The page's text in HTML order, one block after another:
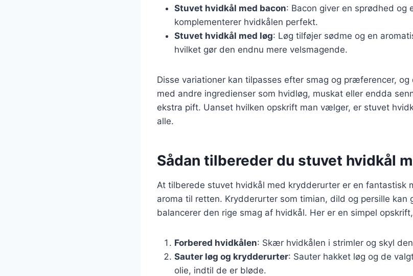
Stuvet hvidkål med bacon: Bacon giver en sprødhed og
komplementerer hvidkålen perfekt.
Stuvet hvidkål med løg: Løg tilføjer sødme og en
hvilket gør den endnu mere velsmagende.
Disse variationer kan tilpasses efter smag og præferencer, og
med andre ingredienser som hvidløg, muskat eller endda
ekstra pift. Uanset hvilken opskrift man vælger, er stuvet
alle.
Sådan tilbereder du stuvet hvidkål
At tilberede stuvet hvidkål med krydderurter er en fantastisk
aroma til retten. Krydderurter som timian, dild og persille kan
balancerer den rige smag af hvidkål. Her er en simpel
Forbered hvidkålen: Skær hvidkålen i strimler og skyl
Sauter løg og krydderurter: Sauter hakket løg og de
olie, indtil de er bløde.